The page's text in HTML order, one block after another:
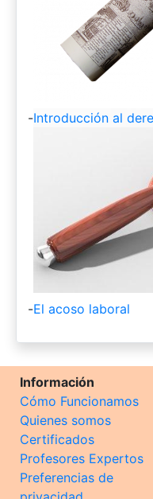
-Introducción al
-El acoso laboral
Información
Cómo Funcionamos
Quienes somos
Certificados
Profesores Expertos
Preferencias de